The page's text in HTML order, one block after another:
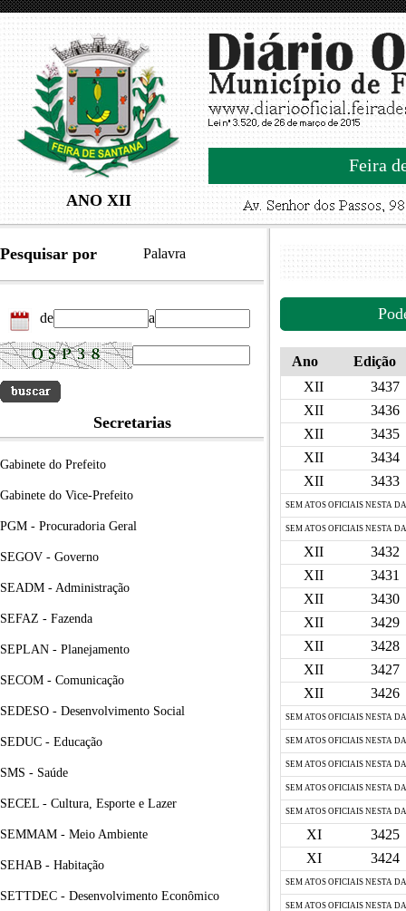
ANO XII
Feira
Pesquisar por Palavra
de a
Secretarias
Gabinete do Prefeito
Gabinete do Vice-Prefeito
PGM - Procuradoria Geral
SEGOV - Governo
SEADM - Administração
SEFAZ - Fazenda
SEPLAN - Planejamento
SECOM - Comunicação
SEDESO - Desenvolvimento Social
SEDUC - Educação
SMS - Saúde
SECEL - Cultura, Esporte e Lazer
SEMMAM - Meio Ambiente
SEHAB - Habitação
SETTDEC - Desenvolvimento Econômico
Ano
Edição
XII
3437
XII
3436
XII
3435
XII
3434
XII
3433
SEM ATOS OFICIAIS NESTA
SEM ATOS OFICIAIS NESTA
XII
3432
XII
3431
XII
3430
XII
3429
XII
3428
XII
3427
XII
3426
SEM ATOS OFICIAIS NESTA
SEM ATOS OFICIAIS NESTA
SEM ATOS OFICIAIS NESTA
SEM ATOS OFICIAIS NESTA
SEM ATOS OFICIAIS NESTA
XI
3425
XI
3424
SEM ATOS OFICIAIS NESTA
SEM ATOS OFICIAIS NESTA